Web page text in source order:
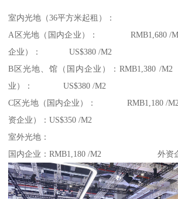
室内光地（36平方米起租）：
A区光地（国内企业）： RMB1,680 /
企业）： US$380 /M2
B区光地、馆（国内企业）：RMB1,380 /
业）： US$380 /M2
C区光地（国内企业）： RMB1,180 /
资企业）：US$350 /M2
室外光地：
国内企业：RMB1,180 /M2 外资企业